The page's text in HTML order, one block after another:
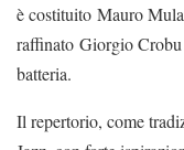
è costituito Mauro
raffinato Giorgio
batteria.
Il repertorio, come